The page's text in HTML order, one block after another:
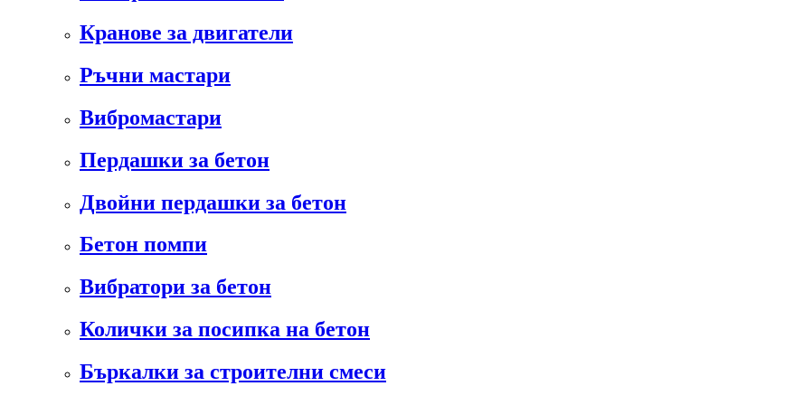
Кранове за двигатели
Ръчни мастари
Вибромастари
Пердашки за бетон
Двойни пердашки за бетон
Бетон помпи
Вибратори за бетон
Колички за посипка на бетон
Бъркалки за строителни смеси